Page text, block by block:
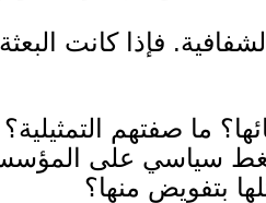
. فإذا كانت
ما صفتهم
سياسي على
بتفويض منها؟